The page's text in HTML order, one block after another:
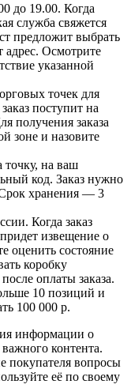
до 19.00. Когда
служба свяжется
предложит выбрать
адрес. Осмотрите
указанной
точек для
поступит на
получения заказа
зоне и назовите
точку, на ваш
код. Заказ нужно
Срок хранения — 3
Когда заказ
извещение о
оценить состояние
коробку
оплаты заказа.
10 позиций и
100 000 р.
информации о
контента.
покупателя вопросы
её по своему